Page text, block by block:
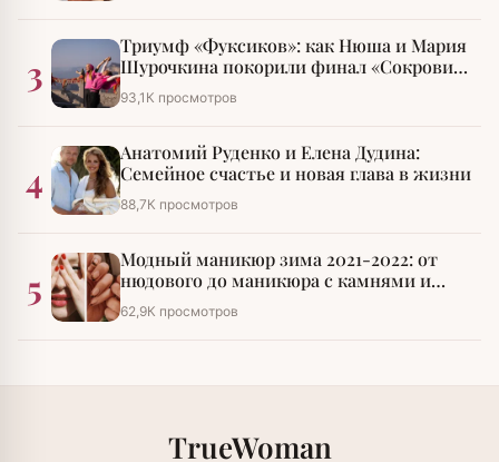
3
Триумф «Фуксиков»: как Нюша и Мария
Шурочкина покорили финал «Сокровищ
императора»
93,1К просмотров
4
Анатомий Руденко и Елена Дудина:
Семейное счастье и новая глава в жизни
88,7К просмотров
5
Модный маникюр зима 2021-2022: от
нюдового до маникюра с камнями и
стразами
62,9К просмотров
TrueWoman